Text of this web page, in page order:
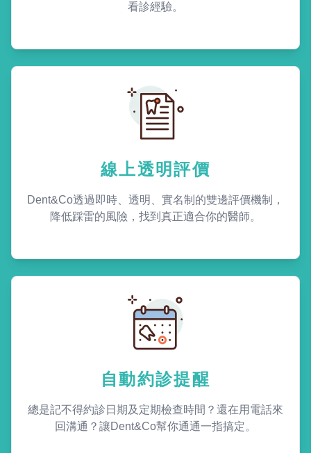
看診經驗。
線上透明評價
Dent&Co透過即時、透明、實名制的雙邊評價機制，
降低踩雷的風險，找到真正適合你的醫師。
自動約診提醒
總是記不得約診日期及定期檢查時間？還在用電話來
回溝通？讓Dent&Co幫你通通一指搞定。